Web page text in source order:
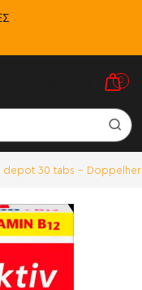
0
depot 30 tabs -